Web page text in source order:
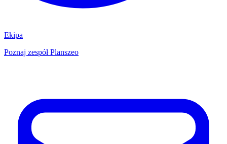
Ekipa
Poznaj zespół Planszeo